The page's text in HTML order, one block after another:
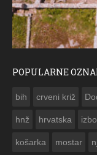
POPULARNE
bih crveni križ
hnž hrvatska
košarka mostar